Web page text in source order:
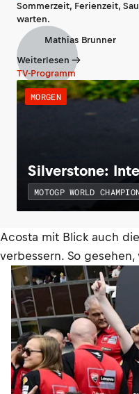
Sommerzeit, Ferienzeit,
warten.
Mathias Brunner
Weiterlesen
TV-Programm
MORGEN
Silverstone:
MOTOGP WORLD
Acosta mit Blick auch
verbessern. So